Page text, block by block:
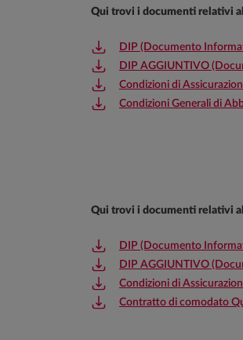
Qui trovi i documenti relativi
DIP (Documento
DIP AGGIUNTIVO
Condizioni di
Condizioni Generali di
Qui trovi i documenti relativi
DIP (Documento
DIP AGGIUNTIVO
Condizioni di
Contratto di comodato